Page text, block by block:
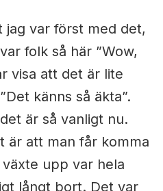
var först med det,
folk så här ”Wow,
visa att det är lite
känns så äkta”.
är så vanligt nu.
är att man får komma
upp var hela
långt bort. Det var